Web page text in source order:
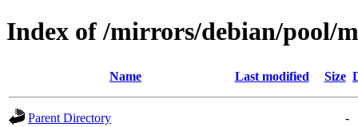
Index of /mirrors/debian/pool/
Name Last modified Size
Parent Directory
-